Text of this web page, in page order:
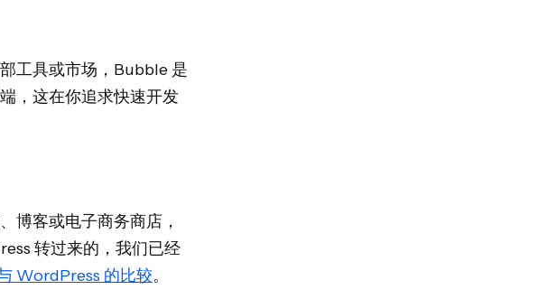
工具或市场，Bubble 是
，这在你追求快速开发
博客或电子商务商店，
转过来的，我们已经
WordPress 的比较。